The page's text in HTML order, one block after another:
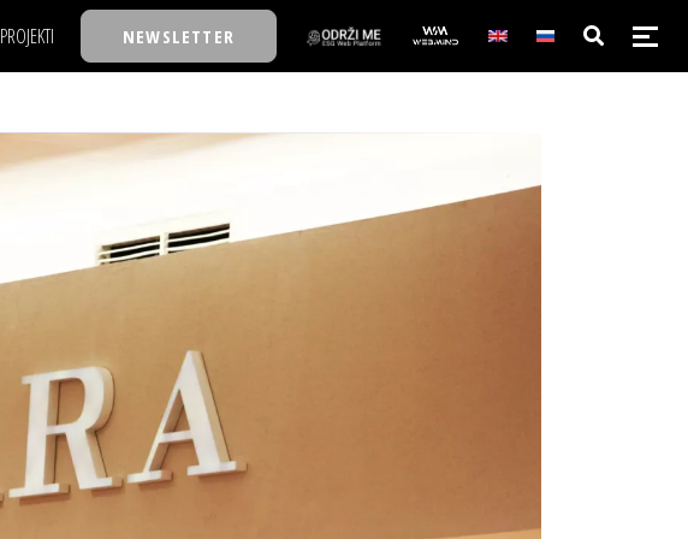
PROJEKTI
TASTY TALKS
BACK TO OFFICE/SCHOOL
BIZBENDOVI
BMW BIZNIS LIGA
BIZLIFE WEEK
IZJAVA GODINE
NEWSLETTER
NAJKOLEGA
30 ISPOD 30
BACK TO OFFICE/SCHOOL
BIZKOLEGIJUM
IZJAVA GODINE